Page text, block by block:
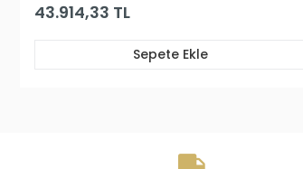
45.090,60 TL
Sepete Ekle